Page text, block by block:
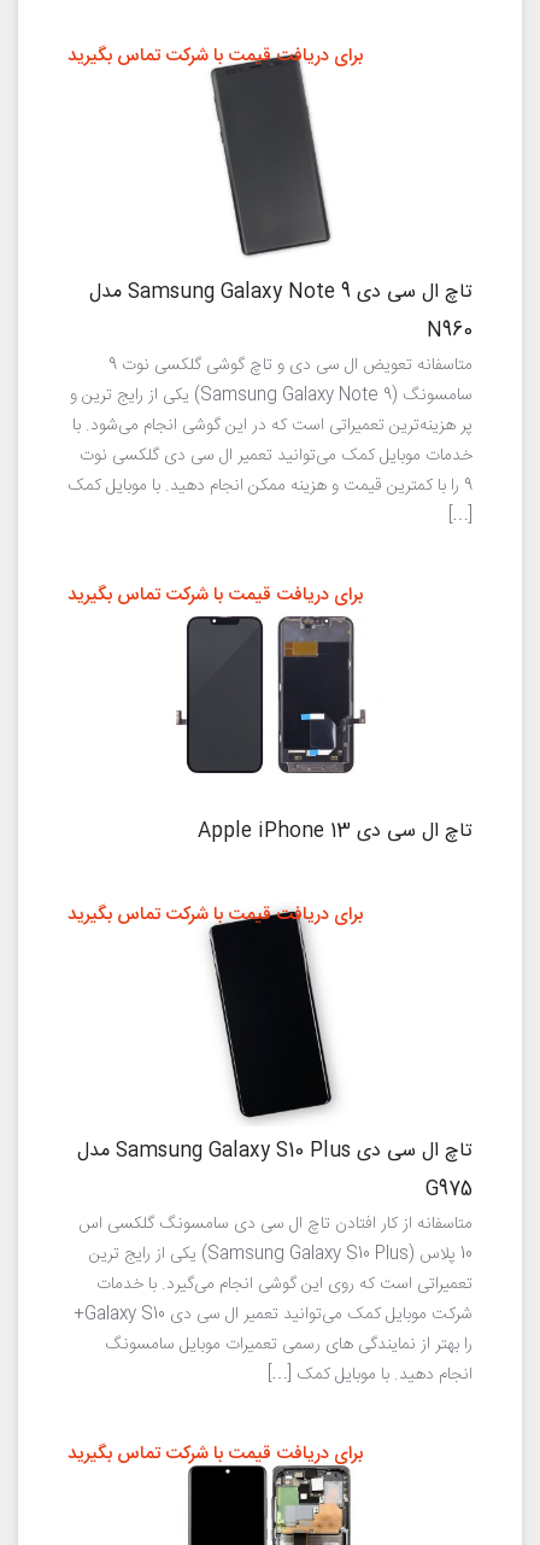
تاچ ال سی دی Samsung Galaxy Note 9 مدل
N960
متاسفانه تعویض ال سی دی و تاچ گوشی گلکسی نوت 9
سامسونگ (Samsung Galaxy Note 9) یکی از رایج ترین و
پر هزینه‌ترین تعمیراتی است که در این گوشی انجام می‌شود. با
خدمات موبایل کمک می‌توانید تعمیر ال سی دی گلکسی نوت
9 را با کمترین قیمت و هزینه ممکن انجام دهید. با موبایل کمک
[…]
برای دریافت قیمت با شرکت تماس بگیرید
تاچ ال سی دی Apple iPhone 13
برای دریافت قیمت با شرکت تماس بگیرید
تاچ ال سی دی Samsung Galaxy S10 Plus مدل
G975
متاسفانه از کار افتادن تاچ ال سی دی سامسونگ گلکسی اس
10 پلاس (Samsung Galaxy S10 Plus) یکی از رایج ترین
تعمیراتی است که روی این گوشی انجام می‌گیرد. با خدمات
شرکت موبایل کمک می‌توانید تعمیر ال سی دی Galaxy S10+
را بهتر از نمایندگی های رسمی تعمیرات موبایل سامسونگ
انجام دهید. با موبایل کمک […]
برای دریافت قیمت با شرکت تماس بگیرید
برای دریافت قیمت با شرکت تماس بگیرید